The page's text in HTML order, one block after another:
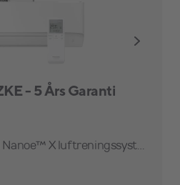
- 5 Års Garanti
NY 2023 modell med Nanoe™ X luftreningssystem